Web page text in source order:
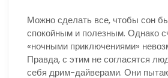
Можно сделать все, чтобы сон
спокойным и полезным. Однако
«ночными приключениями»
Правда, с этим не согласятся
себя дрим-дайверами. Они